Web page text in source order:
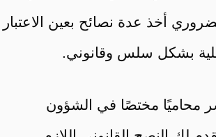
أخذ عدة نصائح بعين الاعتبار
بشكل سلس وقانوني.
محاميًا مختصًا في الشؤون